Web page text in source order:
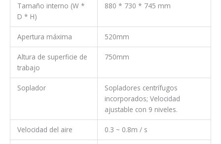
Tamaño interno (W *
D * H)
880 * 730 * 745 mm
Apertura máxima 520mm
Altura de superficie de
trabajo
750mm
Soplador
Sopladores centrífugos
incorporados; Velocidad
ajustable con 9 niveles.
Velocidad del aire 0.3 ~ 0.8m / s